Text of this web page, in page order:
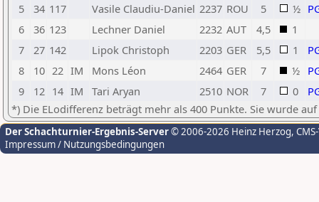
5
34 117 Vasile Claudiu-Daniel 2237 ROU 5 ½
6
36 123 Lechner Daniel 2232 AUT 4,5
1
7
27 142 Lipok Christoph 2203 GER 5,5 1
8
10 22 IM Mons Léon 2464 GER 7 ½
9
12 14 IM Tari Aryan 2510 NOR 7 0
*) Die ELodifferenz beträgt mehr als 400 Punkte. Sie wurde
Der Schachturnier-Ergebnis-Server© 2006-2026 Heinz Herzog,
Impressum / Nutzungsbedingungen